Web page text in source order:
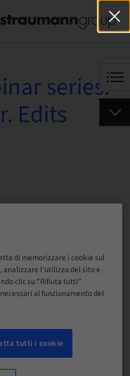
series:
Edits
di memorizzare i cookie sul
l'utilizzo del sito e
clic su "Rifiuta tutti"
al funzionamento del
tutti i cookie